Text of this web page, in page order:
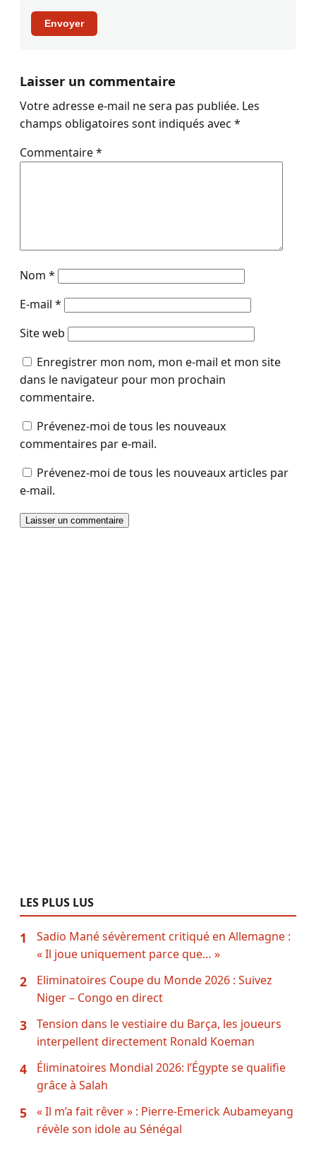
Envoyer
Laisser un commentaire
Votre adresse e-mail ne sera pas publiée. Les
champs obligatoires sont indiqués avec *
Commentaire*
Nom *
E-mail *
Site web
Enregistrer mon nom, mon e-mail et mon site
dans le navigateur pour mon prochain
commentaire.
Prévenez-moi de tous les nouveaux
commentaires par e-mail.
Prévenez-moi de tous les nouveaux articles par
e-mail.
LES PLUS LUS
1
Sadio Mané sévèrement critiqué en Allemagne :
« Il joue uniquement parce que… »
2
Eliminatoires Coupe du Monde 2026 : Suivez
Niger – Congo en direct
3
Tension dans le vestiaire du Barça, les joueurs
interpellent directement Ronald Koeman
4
Éliminatoires Mondial 2026: l’Égypte se qualifie
grâce à Salah
5
« Il m’a fait rêver » : Pierre-Emerick Aubameyang
révèle son idole au Sénégal